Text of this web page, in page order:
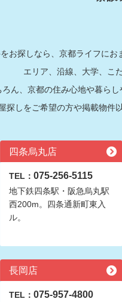
お探しなら、京都ライフに
エリア、沿線、大学、こ
ん、京都の住み心地や暮ら
探しをご希望の方や掲載物件
四条烏丸店
TEL： 075-256-5115
地下鉄四条駅・阪急烏丸駅
西200m。四条通新町東入
ル。
長岡店
TEL： 075-957-4800